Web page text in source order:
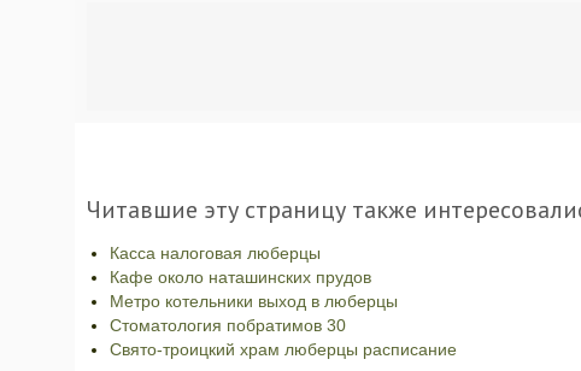
Читавшие эту страницу также
Касса налоговая люберцы
Кафе около наташинских прудов
Метро котельники выход в люберцы
Стоматология побратимов 30
Свято-троицкий храм люберцы расписание